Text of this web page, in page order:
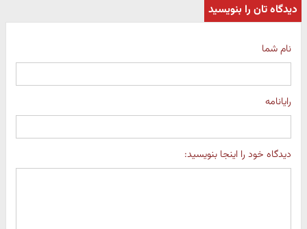
دیدگاه تان را بنویسید
نام شما
رایانامه
دیدگاه خود را اینجا بنویسید: